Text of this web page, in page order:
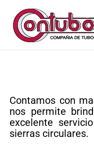
content
Contamos con
nos permite
excelente
sierras circulares.